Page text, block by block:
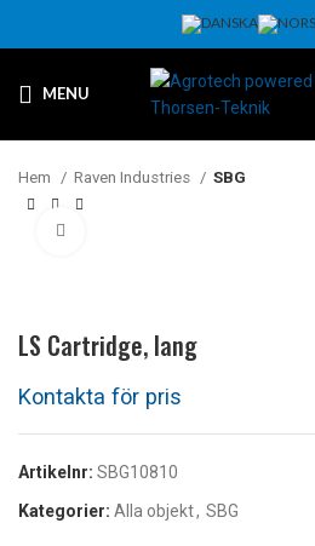
MENU
Hem Raven Industries SBG
LS Cartridge, lang
Artikelnr: SBG10810
Kategorier: Alla objekt, SBG